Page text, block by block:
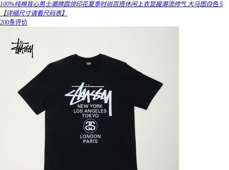
100%纯棉背心男士潮牌圆领印花夏季时尚百搭休闲上衣显瘦潮流帅气 大马图白色 S
【详细尺寸请看尺码表】
200条评价